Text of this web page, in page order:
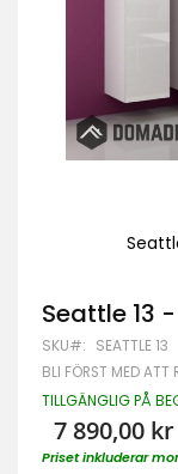
Hoppa
till
början
av
bildgalleriet
Seattle 13
SKU SEATTLE 13
BLI FÖRST MED ATT
TILLGÄNGLIG PÅ
7 890,00 kr
Priset inkluderar